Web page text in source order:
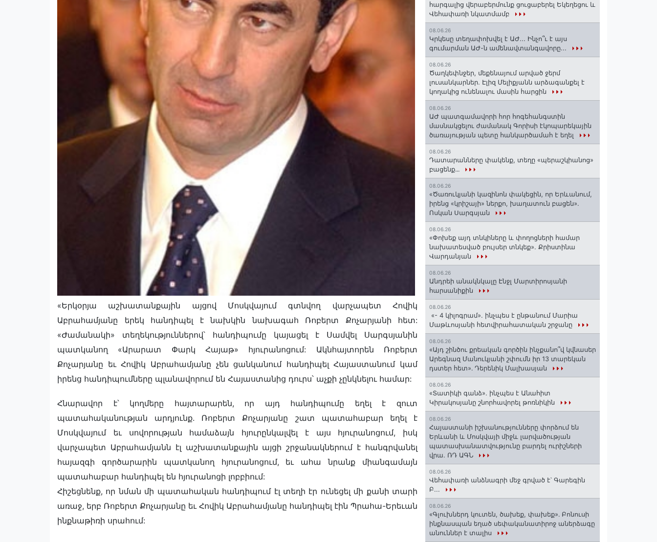
«Երկօրյա աշխատանքային այցով Մոսկվայում գտնվող վարչապետ Հովիկ
Աբրահամյանը երեկ հանդիպել է նախկին նախագահ Ռոբերտ Քոչարյանի հետ:
«Ժամանակի» տեղեկություններով՝ հանդիպումը կայացել է Սամվել Սարգսյանին
պատկանող «Արարատ Փարկ Հայաթ» հյուրանոցում: Ակնհայտորեն Ռոբերտ
Քոչարյանը եւ Հովիկ Աբրահամյանը չեն ցանկանում հանդիպել Հայաստանում կամ
իրենց հանդիպումները պլանավորում են Հայաստանից դուրս՝ աչքի չընկնելու համար:
Հնարավոր է՝ կողմերը հայտարարեն, որ այդ հանդիպումը եղել է զուտ
պատահականության արդյունք. Ռոբերտ Քոչարյանը շատ պատահաբար եղել է
Մոսկվայում եւ սովորության համաձայն հյուրընկալվել է այս հյուրանոցում, իսկ
վարչապետ Աբրահամյանն էլ աշխատանքային այցի շրջանակներում է հանգրվանել
հայազգի գործարարին պատկանող հյուրանոցում, եւ ահա նրանք միանգամայն
պատահաբար հանդիպել են հյուրանոցի լոբբիում:
Հիշեցնենք, որ նման մի պատահական հանդիպում էլ տեղի էր ունեցել մի քանի տարի
առաջ, երբ Ռոբերտ Քոչարյանը եւ Հովիկ Աբրահամյանը հանդիպել էին Պրահա-Երեւան
ինքնաթիռի սրահում:
հարգալից վերաբերմունք ցուցաբերել Եկեղեցու և
Վեհափառի նկատմամբ
08.06.26
Կրկեսը տեղափոխվել է ԱԺ... Ինչո՞ւ է այս
գումարման ԱԺ-ն ամենավտանգավորը...
08.06.26
Ծաղկեփնջեր, մեքենայում արված ջերմ
լուսանկարներ. Էլիզ Մելիքյանն արձագանքել է
կողակից ունենալու մասին հարցին
08.06.26
ԱԺ պատգամավորի հոր հոգեհանգստին
մասնակցելու ժամանակ Գորիսի էկոպարեկային
ծառայության պետը հանկարծամահ է եղել
08.06.26
Դատարանները փակենք, տեղը «պերաշկիանոց»
բացենք․․․
08.06.26
«Ծառուկյանի կազինոն փակեցին, որ Երևանում,
իրենց «կրիշայի» ներքո, խաղատուն բացեն»․
Ոսկան Սարգսյան
08.06.26
«Փոխեք այդ տնկիները և փողոցների համար
նախատեսված բույսեր տնկեք». Քրիստինա
Վարդանյան
08.06.26
Անդրեի անակնկալը Էնջլ Մարտիրոսյանի
հարսանիքին
08.06.26
«- 4 կիլոգրամ». ինչպես է ընթանում Մարիա
Մաթևոսյանի հետվիրահատական շրջանը
08.06.26
«Այդ շինծու քրեական գործին ինչքանո՞վ կվնասեր
Արեգնազ Մանուկյանի շփումն իր 13 տարեկան
դստեր հետ»․ Դերենիկ Մալխասյան
08.06.26
«Տատիկի գանձ». ինչպես է Անահիտ
Կիրակոսյանը շնորհավորել թոռնիկին
08.06.26
Հայաստանի իշխանությունները փորձում են
Երևանի և Մոսկվայի միջև լարվածության
պատասխանատվությունը բարդել ուրիշների
վրա. ՌԴ ԱԳՆ
08.06.26
Վեհափառի անձնագրի մեջ գրված է՝ Գարեգին
Բ...
08.06.26
«Գլուխներդ կուտեն, ծախեք, փախեք»․ Բոնուսի
ինքնասպան եղած սեփականատիրոջ աներձագը
անուններ է տալիս